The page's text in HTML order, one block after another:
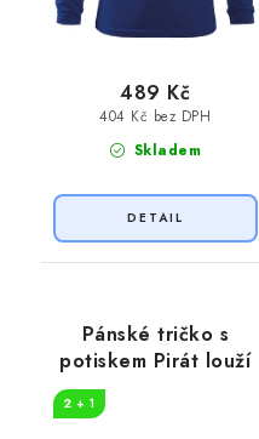
Skladem
404 Kč bez DPH
489 Kč
Pánské tričko s
potiskem Pirát louží
2 + 1